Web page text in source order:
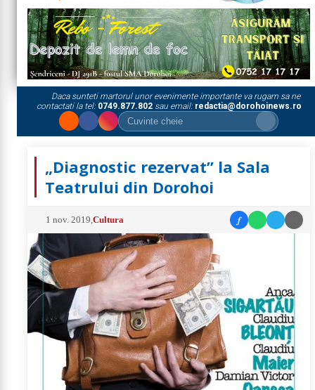
Daca sunteti martorul unor evenimente importante va rugam sa ne
contactati la tel: 0749.877.802sau email: redactia@dorohoinews.ro
„Diagnostic rezervat” la Sala
Teatrului din Dorohoi
1 nov. 2019 ,Cultura f